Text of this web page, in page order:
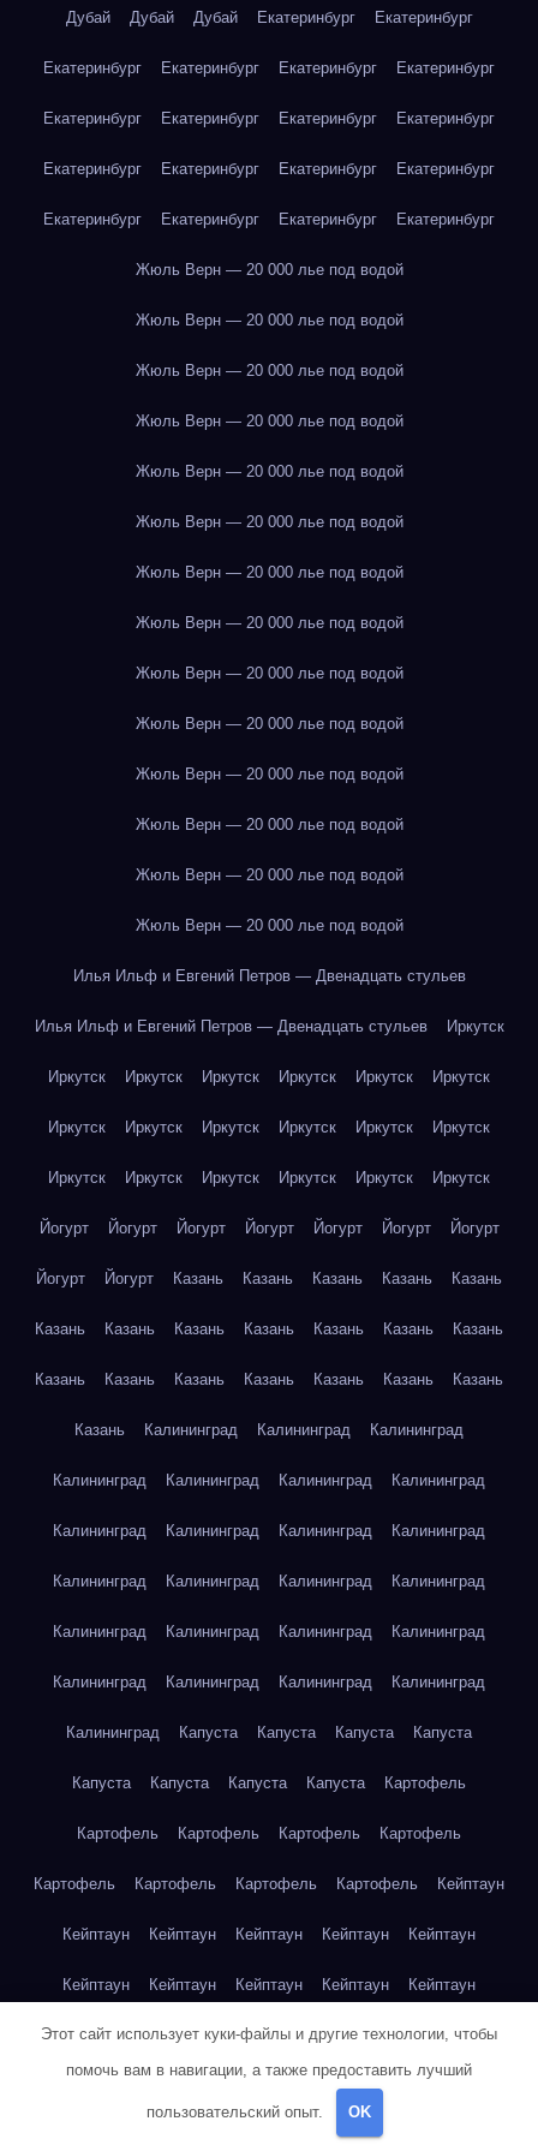
Дубай Дубай Дубай Екатеринбург Екатеринбург
Екатеринбург Екатеринбург Екатеринбург Екатеринбург
Екатеринбург Екатеринбург Екатеринбург Екатеринбург
Екатеринбург Екатеринбург Екатеринбург Екатеринбург
Екатеринбург Екатеринбург Екатеринбург Екатеринбург
Жюль Верн — 20 000 лье под водой
Жюль Верн — 20 000 лье под водой
Жюль Верн — 20 000 лье под водой
Жюль Верн — 20 000 лье под водой
Жюль Верн — 20 000 лье под водой
Жюль Верн — 20 000 лье под водой
Жюль Верн — 20 000 лье под водой
Жюль Верн — 20 000 лье под водой
Жюль Верн — 20 000 лье под водой
Жюль Верн — 20 000 лье под водой
Жюль Верн — 20 000 лье под водой
Жюль Верн — 20 000 лье под водой
Жюль Верн — 20 000 лье под водой
Жюль Верн — 20 000 лье под водой
Илья Ильф и Евгений Петров — Двенадцать стульев
Илья Ильф и Евгений Петров — Двенадцать стульев Иркутск
Иркутск Иркутск Иркутск Иркутск Иркутск Иркутск
Иркутск Иркутск Иркутск Иркутск Иркутск Иркутск
Иркутск Иркутск Иркутск Иркутск Иркутск Иркутск
Йогурт Йогурт Йогурт Йогурт Йогурт Йогурт Йогурт
Йогурт Йогурт Казань Казань Казань Казань Казань
Казань Казань Казань Казань Казань Казань Казань
Казань Казань Казань Казань Казань Казань Казань
Казань Калининград Калининград Калининград
Калининград Калининград Калининград Калининград
Калининград Калининград Калининград Калининград
Калининград Калининград Калининград Калининград
Калининград Калининград Калининград Калининград
Калининград Калининград Калининград Калининград
Калининград Капуста Капуста Капуста Капуста
Капуста Капуста Капуста Капуста Картофель
Картофель Картофель Картофель Картофель
Картофель Картофель Картофель Картофель Кейптаун
Кейптаун Кейптаун Кейптаун Кейптаун Кейптаун
Кейптаун Кейптаун Кейптаун Кейптаун Кейптаун
Кейптаун Кейптаун Кейптаун Кейптаун Кейптаун
Кейптаун
Клубника
Этот сайт использует куки-файлы и другие технологии, чтобы
помочь вам в навигации, а также предоставить лучший
пользовательский опыт. OK